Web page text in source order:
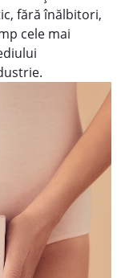
fără înălbitori,
cele mai